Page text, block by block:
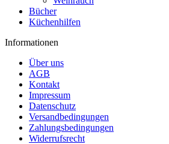
Bücher
Küchenhilfen
Informationen
Über uns
AGB
Kontakt
Impressum
Datenschutz
Versandbedingungen
Zahlungsbedingungen
Widerrufsrecht